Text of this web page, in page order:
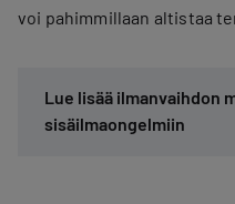
voi pahimmillaan altistaa
Lue lisää ilmanvaihdon
sisäilmaongelmiin